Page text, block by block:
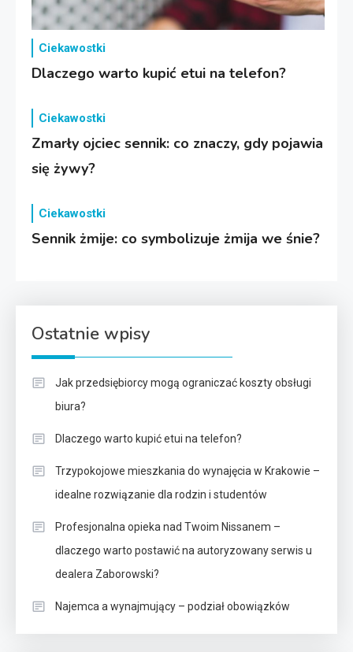
Ciekawostki
Dlaczego warto kupić etui na telefon?
Ciekawostki
Zmarły ojciec sennik: co znaczy, gdy pojawia
się żywy?
Ciekawostki
Sennik żmije: co symbolizuje żmija we śnie?
Ostatnie wpisy
Jak przedsiębiorcy mogą ograniczać koszty obsługi
biura?
Dlaczego warto kupić etui na telefon?
Trzypokojowe mieszkania do wynajęcia w Krakowie –
idealne rozwiązanie dla rodzin i studentów
Profesjonalna opieka nad Twoim Nissanem –
dlaczego warto postawić na autoryzowany serwis u
dealera Zaborowski?
Najemca a wynajmujący – podział obowiązków